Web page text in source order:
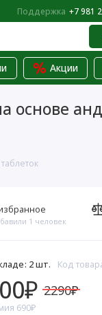
Поддержка +7 981
Акции
2 шт. Код
2290₽
690₽
1 человек